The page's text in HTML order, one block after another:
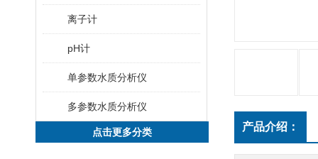
离子计
pH计
单参数水质分析仪
多参数水质分析仪
点击更多分类 产品介绍：